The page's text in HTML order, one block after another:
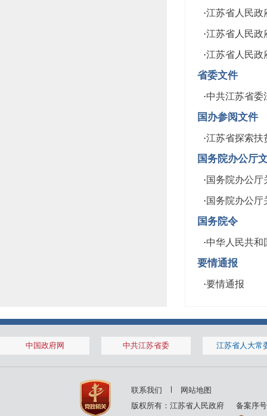
·江苏省人民政
·江苏省人民政
·江苏省人民政
省委文件
·中共江苏省委
国办参阅文件
·江苏省探索扶
国务院办公厅
·国务院办公厅
·国务院办公
国务院令
·中华人民共和
要情通报
·要情通报
中国政府网 中共江苏省委 江苏省人大常
联系我们
网站地图
版权所有：江苏省人民政府
备案序